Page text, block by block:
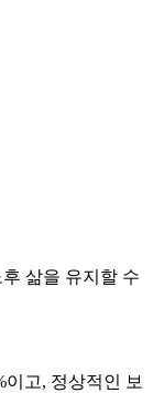
삶을 유지할 수
이고, 정상적인 보